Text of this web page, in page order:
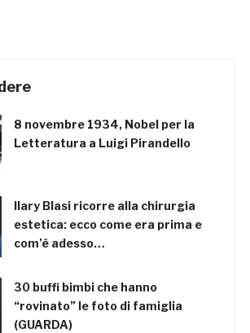
8 novembre 1934, Nobel per la
Letteratura a Luigi Pirandello
Ilary Blasi ricorre alla chirurgia
estetica: ecco come era prima e
com’è adesso…
30 buffi bimbi che hanno
“rovinato” le foto di famiglia
(GUARDA)